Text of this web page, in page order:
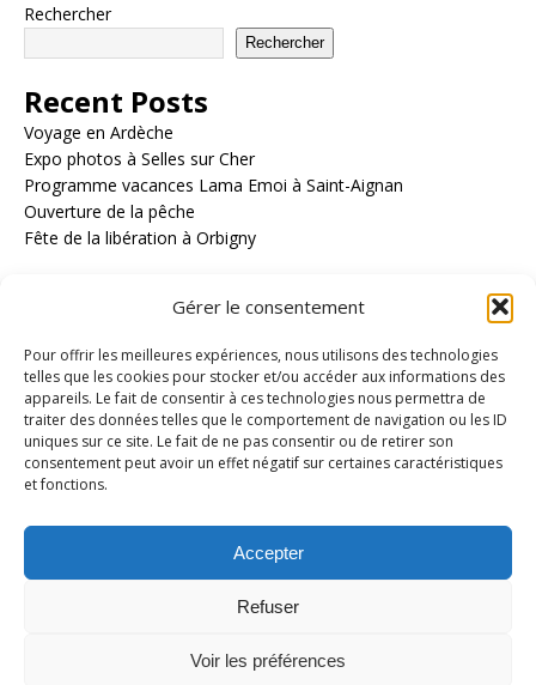
Gérer le consentement
Pour offrir les meilleures expériences, nous utilisons des technologies
telles que les cookies pour stocker et/ou accéder aux informations des
appareils. Le fait de consentir à ces technologies nous permettra de
traiter des données telles que le comportement de navigation ou les ID
uniques sur ce site. Le fait de ne pas consentir ou de retirer son
consentement peut avoir un effet négatif sur certaines caractéristiques
et fonctions.
Accepter
Refuser
Voir les préférences
Rechercher
Rechercher
Recent Posts
Voyage en Ardèche
Expo photos à Selles sur Cher
Programme vacances Lama Emoi à Saint-Aignan
Ouverture de la pêche
Fête de la libération à Orbigny
Recent Comments
Archives
mars 2026
février 2026
Categories
Concert
Infos